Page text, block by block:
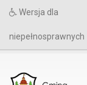
Wersja dla
niepełnosprawnych